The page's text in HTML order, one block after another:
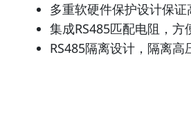
多重软硬件保护设计保证
集成RS485匹配电阻，方
RS485隔离设计，隔离